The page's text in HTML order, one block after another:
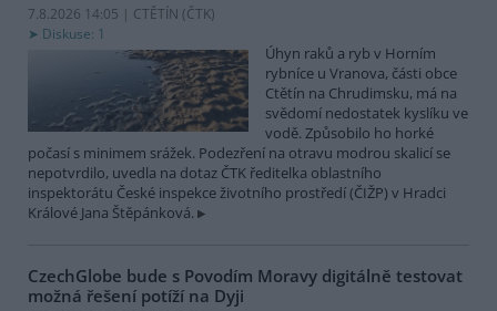
7.8.2026 14:05 | CTĚTÍN (ČTK)
Diskuse: 1
Úhyn raků a ryb v Horním
rybníce u Vranova, části obce
Ctětín na Chrudimsku, má na
svědomí nedostatek kyslíku ve
vodě. Způsobilo ho horké
počasí s minimem srážek. Podezření na otravu modrou skalicí se
nepotvrdilo, uvedla na dotaz ČTK ředitelka oblastního
inspektorátu České inspekce životního prostředí (ČIŽP) v Hradci
Králové Jana Štěpánková.
CzechGlobe bude s Povodím Moravy digitálně testovat
možná řešení potíží na Dyji